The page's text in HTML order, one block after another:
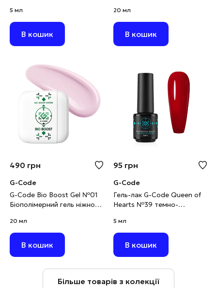
5 мл
5 мл
В кошик
20 мл
В кошик
490 грн
G-Code
G-Code Bio Boost Gel №01
Біополімерний гель ніжно-
20 мл
В кошик
95 грн
G-Code
Гель-лак G-Code Queen of
Hearts №39 темно-
5 мл
В кошик
Більше товарів з колекції